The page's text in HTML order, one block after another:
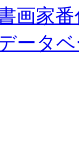
画家
ータ